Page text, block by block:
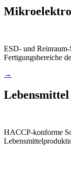
ESD- und
Fertigungsbereiche
→
Lebensmittel
HACCP-konforme